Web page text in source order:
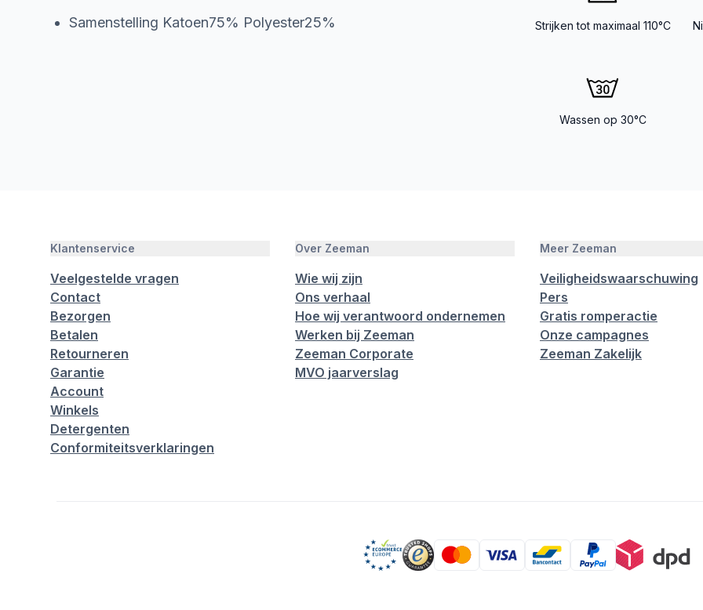
Samenstelling Katoen75% Polyester25% Strijken tot maximaal 110°C
Wassen op 30°C
Klantenservice
Veelgestelde vragen
Contact
Bezorgen
Betalen
Retourneren
Garantie
Account
Winkels
Detergenten
Conformiteitsverklaringen
Over Zeeman
Wie wij zijn
Ons verhaal
Hoe wij verantwoord ondernemen
Werken bij Zeeman
Zeeman Corporate
MVO jaarverslag
Meer Zeeman
Veiligheidswaarschuwing
Pers
Gratis romperactie
Onze campagnes
Zeeman Zakelijk